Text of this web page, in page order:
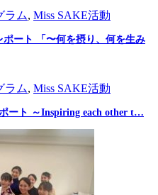
ラム, Miss SAKE活動
ート 「〜何を摂り、何を生み
ラム, Miss SAKE活動
ート ～Inspiring each other t…